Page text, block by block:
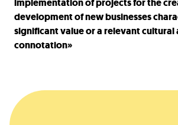
implementation of projects for the
development of new businesses
significant value or a relevant
connotation»